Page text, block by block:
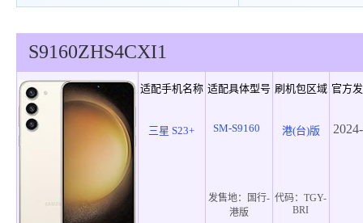
S9160ZHS4CXI1
适配手机名称 适配具体型号 刷机包区域 官方
三星 S23+ SM-S9160 港(台)版
发售地：
国行-
港版
代码：TGY-
BRI